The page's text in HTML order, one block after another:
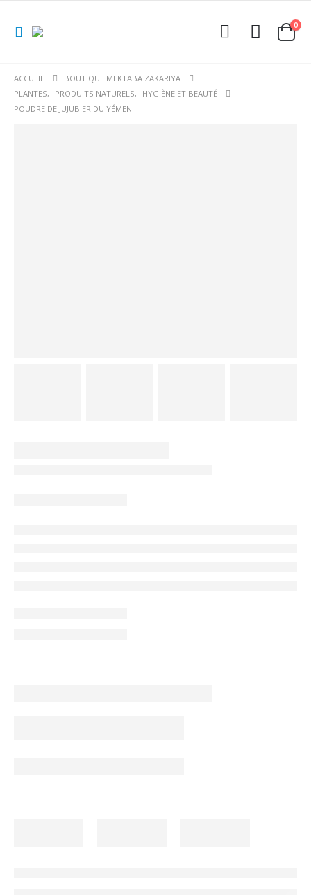
0
ACCUEIL
BOUTIQUE MEKTABA ZAKARIYA
PLANTES, PRODUITS NATURELS,
HYGIÈNE ET BEAUTÉ
POUDRE DE JUJUBIER DU YÉMEN